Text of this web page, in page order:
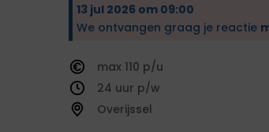
13 jul 2026 om 09:00
We ontvangen graag je reactie
110
24
Overijssel